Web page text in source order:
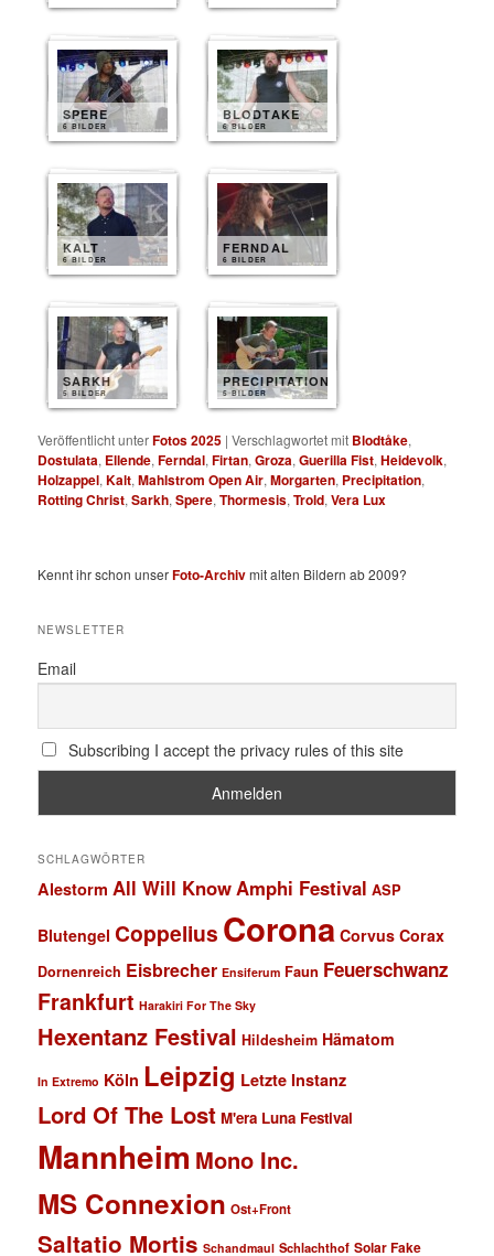
SPERE
6 BILDER
BLODTAKE
6 BILDER
KALT
6 BILDER
FERNDAL
6 BILDER
SARKH
5 BILDER
PRECIPITATION
5 BILDER
Veröffentlicht unterFotos 2025 |Verschlagwortet mit Blodtåke,
Dostulata, Ellende,Ferndal,Firtan,Groza,Guerilla Fist,Heidevolk,
Holzappel,Kalt,Mahlstrom Open Air,Morgarten, Precipitation,
Rotting Christ,Sarkh,Spere,Thormesis,Trold,Vera Lux
Kennt ihr schon unserFoto-Archivmit alten Bildern ab 2009?
NEWSLETTER
Email
Subscribing I accept the privacy rules of this site
SCHLAGWÖRTER
Alestorm All Will KnowAmphi Festival ASP
Blutengel Coppelius Corona Corvus Corax
Dornenreich Eisbrecher Ensiferum Faun Feuerschwanz
Frankfurt Harakiri For The Sky
Hexentanz Festival Hildesheim Hämatom
In Extremo Köln Leipzig Letzte Instanz
Lord Of The Lost M'era Luna Festival
Mannheim Mono Inc.
MS Connexion Ost+Front
Saltatio Mortis Schandmaul Schlachthof Solar Fake